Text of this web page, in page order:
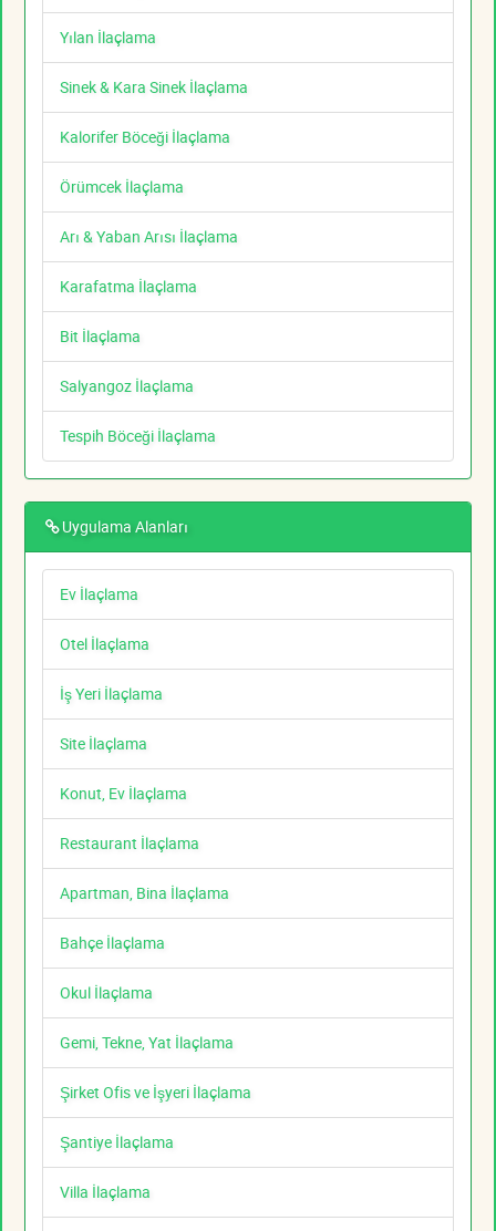
Yılan İlaçlama
Sinek & Kara Sinek İlaçlama
Kalorifer Böceği İlaçlama
Örümcek İlaçlama
Arı & Yaban Arısı İlaçlama
Karafatma İlaçlama
Bit İlaçlama
Salyangoz İlaçlama
Tespih Böceği İlaçlama
Uygulama Alanları
Ev İlaçlama
Otel İlaçlama
İş Yeri İlaçlama
Site İlaçlama
Konut, Ev İlaçlama
Restaurant İlaçlama
Apartman, Bina İlaçlama
Bahçe İlaçlama
Okul İlaçlama
Gemi, Tekne, Yat İlaçlama
Şirket Ofis ve İşyeri İlaçlama
Şantiye İlaçlama
Villa İlaçlama